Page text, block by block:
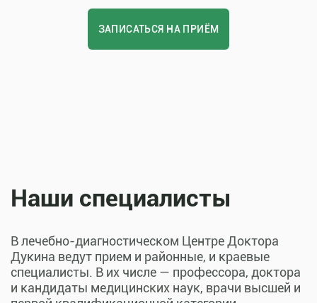
ЗАПИСАТЬСЯ НА ПРИЁМ
Наши специалисты
В лечебно-диагностическом Центре Доктора
Дукина ведут прием и районные, и краевые
специалисты. В их числе — профессора, доктора
и кандидаты медицинских наук, врачи высшей и